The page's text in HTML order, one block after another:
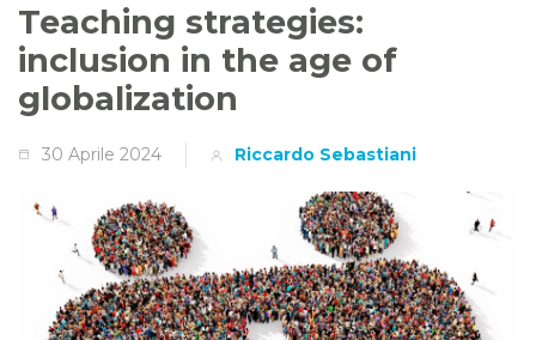
Teaching strategies:
inclusion in the age of
globalization
30 Aprile 2024 Riccardo Sebastiani